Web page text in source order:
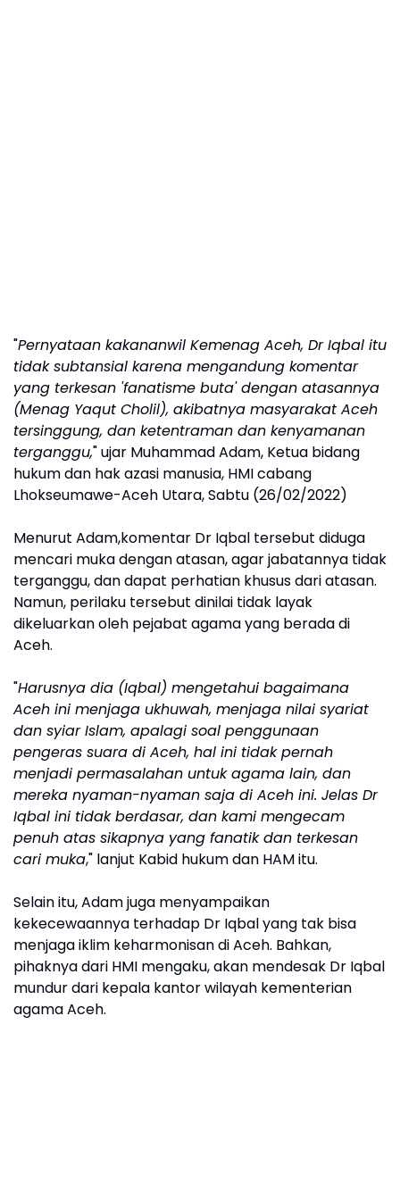
"Pernyataan kakananwil Kemenag Aceh, Dr Iqbal itu
tidak subtansial karena mengandung komentar
yang terkesan 'fanatisme buta' dengan atasannya
(Menag Yaqut Cholil), akibatnya masyarakat Aceh
tersinggung, dan ketentraman dan kenyamanan
terganggu," ujar Muhammad Adam, Ketua bidang
hukum dan hak azasi manusia, HMI cabang
Lhokseumawe-Aceh Utara, Sabtu (26/02/2022)
Menurut Adam,komentar Dr Iqbal tersebut diduga
mencari muka dengan atasan, agar jabatannya tidak
terganggu, dan dapat perhatian khusus dari atasan.
Namun, perilaku tersebut dinilai tidak layak
dikeluarkan oleh pejabat agama yang berada di
Aceh.
"Harusnya dia (Iqbal) mengetahui bagaimana
Aceh ini menjaga ukhuwah, menjaga nilai syariat
dan syiar Islam, apalagi soal penggunaan
pengeras suara di Aceh, hal ini tidak pernah
menjadi permasalahan untuk agama lain, dan
mereka nyaman-nyaman saja di Aceh ini. Jelas Dr
Iqbal ini tidak berdasar, dan kami mengecam
penuh atas sikapnya yang fanatik dan terkesan
cari muka," lanjut Kabid hukum dan HAM itu.
Selain itu, Adam juga menyampaikan
kekecewaannya terhadap Dr Iqbal yang tak bisa
menjaga iklim keharmonisan di Aceh. Bahkan,
pihaknya dari HMI mengaku, akan mendesak Dr Iqbal
mundur dari kepala kantor wilayah kementerian
agama Aceh.